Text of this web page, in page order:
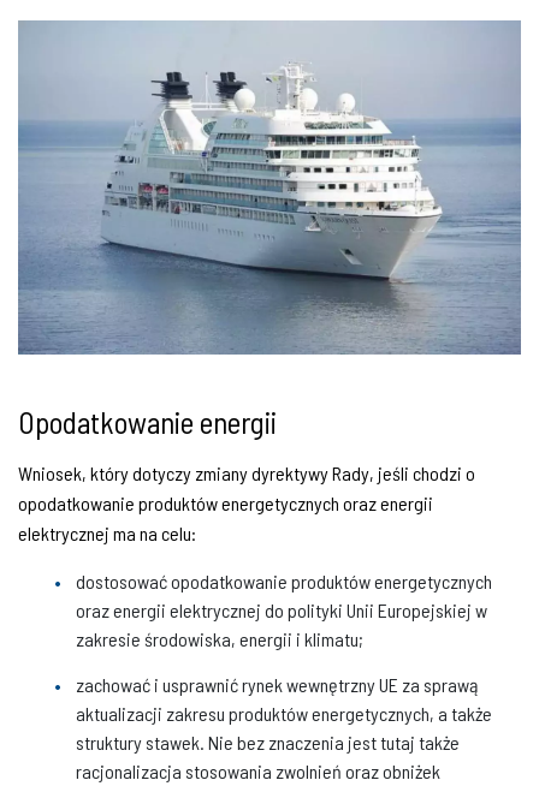
Opodatkowanie energii
Wniosek, który dotyczy zmiany dyrektywy Rady, jeśli chodzi o
opodatkowanie produktów energetycznych oraz energii
elektrycznej ma na celu:
dostosować opodatkowanie produktów energetycznych
oraz energii elektrycznej do polityki Unii Europejskiej w
zakresie środowiska, energii i klimatu;
zachować i usprawnić rynek wewnętrzny UE za sprawą
aktualizacji zakresu produktów energetycznych, a także
struktury stawek. Nie bez znaczenia jest tutaj także
racjonalizacja stosowania zwolnień oraz obniżek